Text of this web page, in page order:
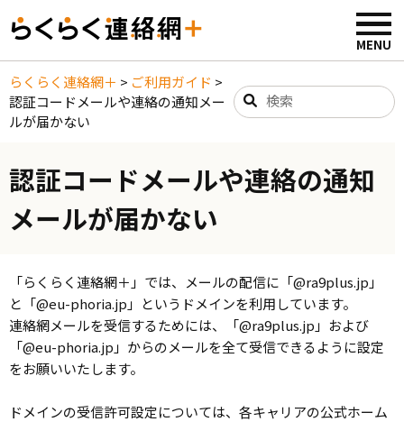
らくらく連絡網＋ > ご利用ガイド >
認証コードメールや連絡の通知メー
ルが届かない
認証コードメールや連絡の通知
メールが届かない
「らくらく連絡網＋」では、メールの配信に「@ra9plus.jp」
と「@eu-phoria.jp」というドメインを利用しています。
連絡網メールを受信するためには、「@ra9plus.jp」および
「@eu-phoria.jp」からのメールを全て受信できるように設定
をお願いいたします。
ドメインの受信許可設定については、各キャリアの公式ホーム